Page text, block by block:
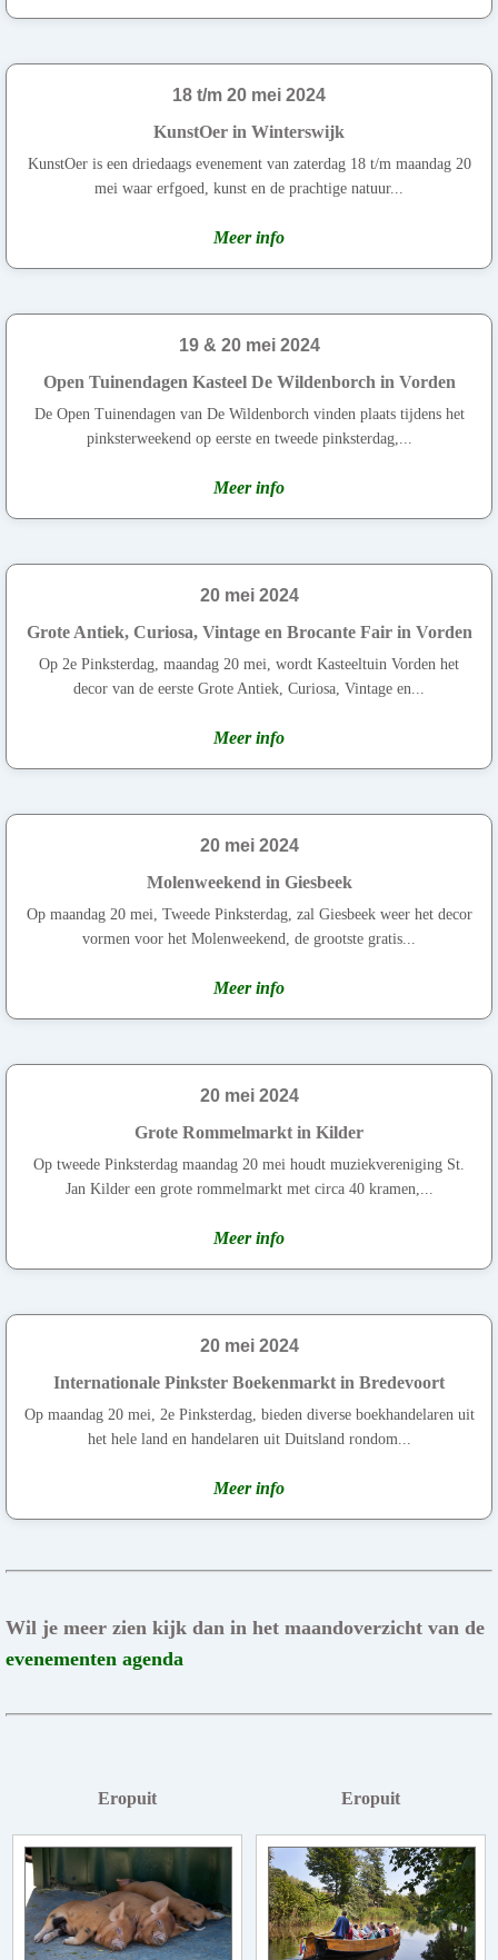
18 t/m 20 mei 2024
KunstOer in Winterswijk
KunstOer is een driedaags evenement van zaterdag 18 t/m maandag 20
mei waar erfgoed, kunst en de prachtige natuur...
Meer info
19 & 20 mei 2024
Open Tuinendagen Kasteel De Wildenborch in Vorden
De Open Tuinendagen van De Wildenborch vinden plaats tijdens het
pinksterweekend op eerste en tweede pinksterdag,...
Meer info
20 mei 2024
Grote Antiek, Curiosa, Vintage en Brocante Fair in Vorden
Op 2e Pinksterdag, maandag 20 mei, wordt Kasteeltuin Vorden het
decor van de eerste Grote Antiek, Curiosa, Vintage en...
Meer info
20 mei 2024
Molenweekend in Giesbeek
Op maandag 20 mei, Tweede Pinksterdag, zal Giesbeek weer het decor
vormen voor het Molenweekend, de grootste gratis...
Meer info
20 mei 2024
Grote Rommelmarkt in Kilder
Op tweede Pinksterdag maandag 20 mei houdt muziekvereniging St.
Jan Kilder een grote rommelmarkt met circa 40 kramen,...
Meer info
20 mei 2024
Internationale Pinkster Boekenmarkt in Bredevoort
Op maandag 20 mei, 2e Pinksterdag, bieden diverse boekhandelaren uit
het hele land en handelaren uit Duitsland rondom...
Meer info
Wil je meer zien kijk dan in het maandoverzicht van de
evenementen agenda
Eropuit Eropuit